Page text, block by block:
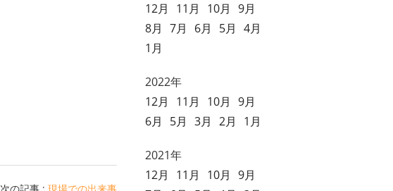
12月
11月 10月 9月
8月 7月 6月 5月 4月
1月
2022年
12月
11月 10月 9月
6月
5月 3月 2月 1月
2021年
12月
11月 10月 9月